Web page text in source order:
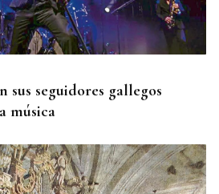
9 de agosto
seguidores gallegos
música